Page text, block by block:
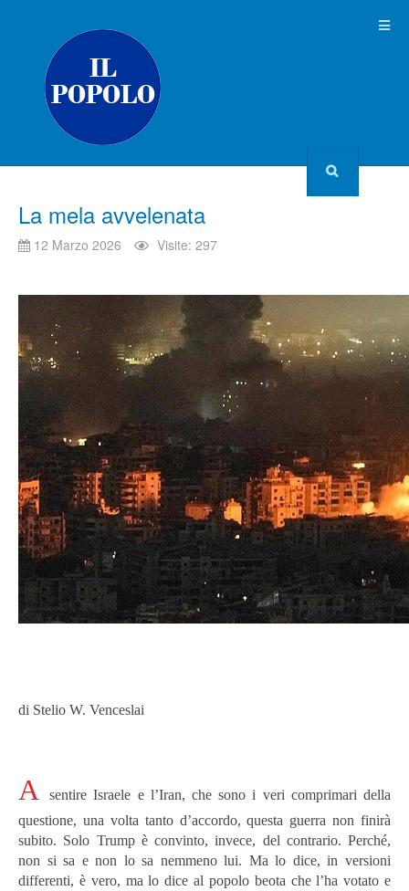
La mela avvelenata
12 Marzo 2026 Visite: 297
di Stelio W. Venceslai
Asentire Israele e l’Iran, che sono i veri comprimari della
questione, una volta tanto d’accordo, questa guerra non finirà
subito. Solo Trump è convinto, invece, del contrario. Perché,
non si sa e non lo sa nemmeno lui. Ma lo dice, in versioni
differenti, è vero, ma lo dice al popolo beota che l’ha votato e